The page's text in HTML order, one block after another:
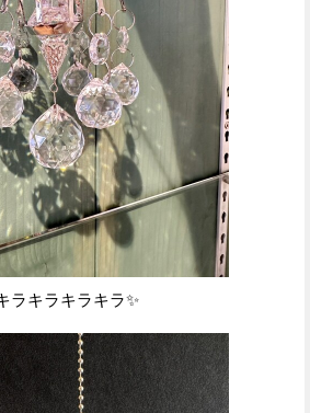
ラキラキラキラ✨